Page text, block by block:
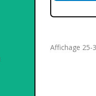
Affichage 25-